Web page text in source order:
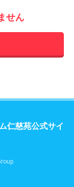
せん
仁慈苑公式サイ